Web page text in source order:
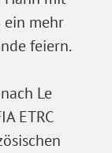
ein mehr
feiern.
Le
ETRC